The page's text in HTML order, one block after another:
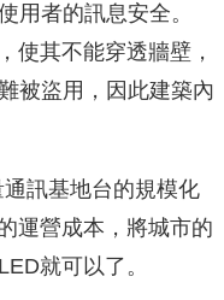
用者的訊息安全。
使其不能穿透牆壁，
被盜用，因此建築內
訊基地台的規模化
運營成本，將城市的
就可以了。